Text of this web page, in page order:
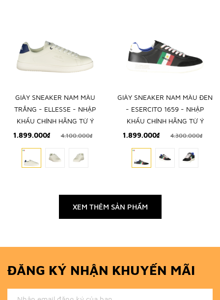
GIÀY SNEAKER NAM MÀU
TRẮNG - ELLESSE - NHẬP
KHẨU CHÍNH HÃNG TỪ Ý
1.899.000₫
4.100.000₫
GIÀY SNEAKER NAM MÀU ĐEN
- ESERCITO 1659 - NHẬP
KHẨU CHÍNH HÃNG TỪ Ý
1.899.000₫
4.300.000₫
XEM THÊM SẢN PHẨM
ĐĂNG KÝ NHẬN KHUYẾN MÃI